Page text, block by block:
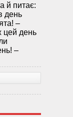
й питає:
день
–
цей день
–